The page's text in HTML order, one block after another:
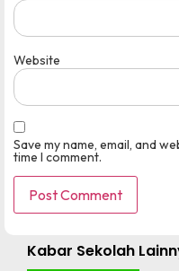
Website
Save my name, email, and
time I comment.
Kabar Sekolah